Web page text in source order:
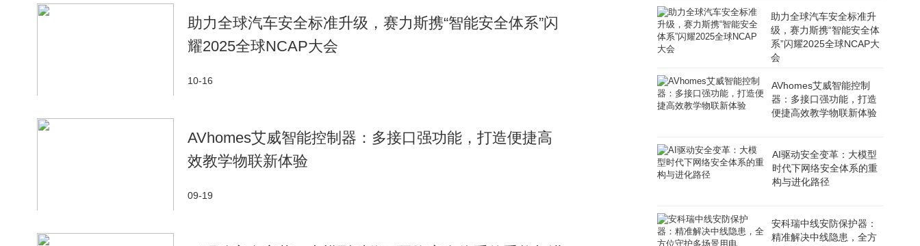
助力全球汽车安全标准升级，赛力斯携“智能安全体系”闪
耀2025全球NCAP大会
10-16
AVhomes艾威智能控制器：多接口强功能，打造便捷高
效教学物联新体验
09-19
助力全球汽车安全标准升
级，赛力斯携“智能安全体
系”闪耀2025全球NCAP大
会
AVhomes艾威智能控制
器：多接口强功能，打造
便捷高效教学物联新体验
AI驱动安全变革：大模型
时代下网络安全体系的重
构与进化路径
安科瑞中线安防保护器：
精准解决中线隐患，全方